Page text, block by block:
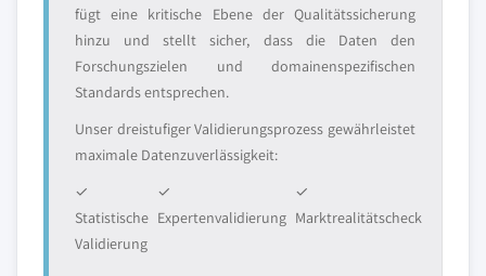
fügt eine kritische Ebene der Qualitätssicherung
hinzu und stellt sicher, dass die Daten den
Forschungszielen und domainenspezifischen
Standards entsprechen.
Unser dreistufiger Validierungsprozess gewährleistet
maximale Datenzuverlässigkeit:
✓
Statistische
Validierung
✓
Expertenvalidierung
✓
Marktrealitätscheck